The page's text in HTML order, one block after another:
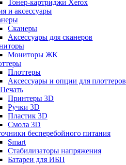
Тонер-картриджи Xerox
и аксессуары
Сканеры
Аксессуары для сканеров
Мониторы ЖК
Плоттеры
Аксессуары и опции для плоттеров
Принтеры 3D
Ручки 3D
Пластик 3D
Смола 3D
бесперебойного питания
Smart
Стабилизаторы напряжения
Батареи для ИБП